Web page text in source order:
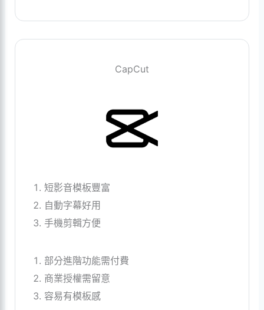
CapCut
短影音模板豐富
自動字幕好用
手機剪輯方便
部分進階功能需付費
商業授權需留意
容易有模板感